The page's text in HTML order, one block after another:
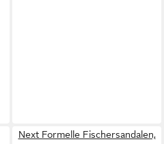
Next Formelle Fischersandalen,